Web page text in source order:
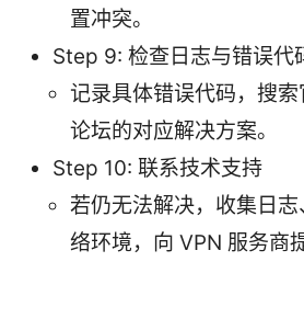
置冲突。
Step 9: 检查日志与错误代
记录具体错误代码，搜
论坛的对应解决方案。
Step 10: 联系技术支持
若仍无法解决，收集日
络环境，向 VPN 服务商